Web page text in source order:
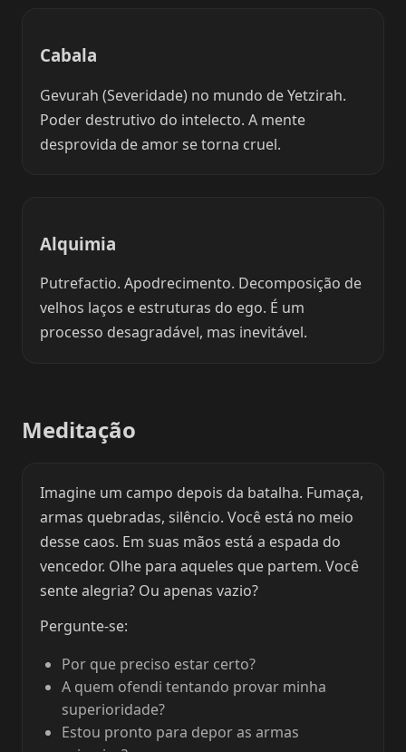
Cabala
Gevurah (Severidade) no mundo de Yetzirah.
Poder destrutivo do intelecto. A mente
desprovida de amor se torna cruel.
Alquimia
Putrefactio. Apodrecimento. Decomposição de
velhos laços e estruturas do ego. É um
processo desagradável, mas inevitável.
Meditação
Imagine um campo depois da batalha. Fumaça,
armas quebradas, silêncio. Você está no meio
desse caos. Em suas mãos está a espada do
vencedor. Olhe para aqueles que partem. Você
sente alegria? Ou apenas vazio?
Pergunte-se:
Por que preciso estar certo?
A quem ofendi tentando provar minha
superioridade?
Estou pronto para depor as armas